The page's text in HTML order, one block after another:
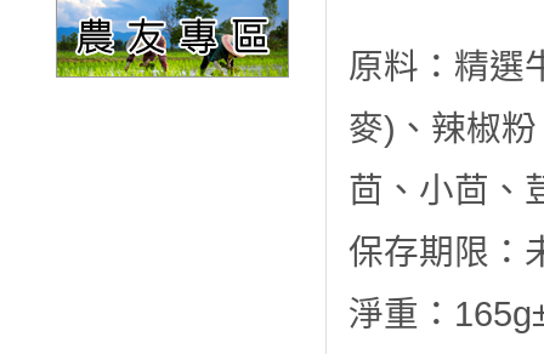
原料：精選
麥)、辣椒
茴、小茴、
保存期限：
淨重：